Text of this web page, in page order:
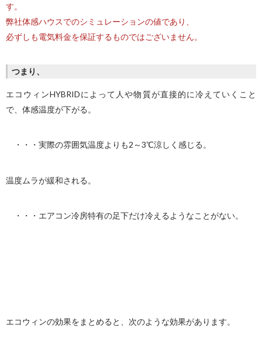
す。
弊社体感ハウスでのシミュレーションの値であり、
必ずしも電気料金を保証するものではございません。
つまり、
エコウィンHYBRIDによって人や物質が直接的に冷えていくこと
で、体感温度が下がる。
・・・実際の雰囲気温度よりも2～3℃涼しく感じる。
温度ムラが緩和される。
・・・エアコン冷房特有の足下だけ冷えるようなことがない。
エコウィンの効果をまとめると、次のような効果があります。